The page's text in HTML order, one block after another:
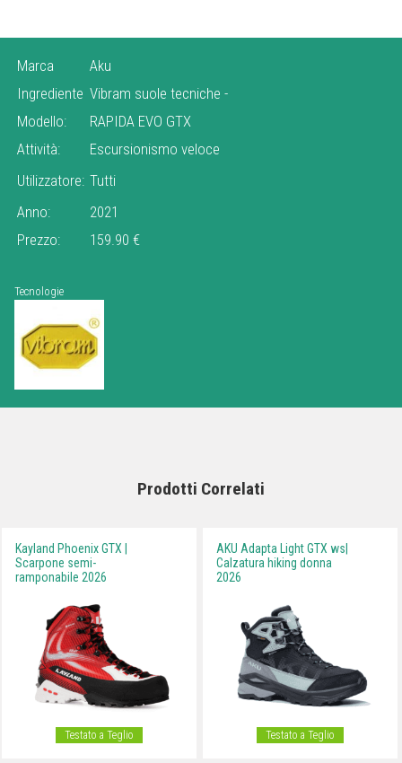
Marca
Aku
Ingrediente Vibram suole tecniche -
Modello:
RAPIDA EVO GTX
Attività:
Escursionismo veloce
Utilizzatore: Tutti
Anno:
2021
Prezzo:
159.90 €
Tecnologie
Prodotti Correlati
Kayland Phoenix GTX |
Scarpone semi-
ramponabile 2026
Testato a Teglio
AKU Adapta Light GTX ws|
Calzatura hiking donna
2026
Testato a Teglio